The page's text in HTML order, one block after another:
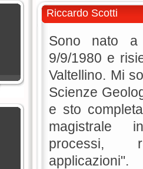
Riccardo Scotti
Sono nato a
9/9/1980 e
Valtellino. Mi
Scienze
e sto
magistrale
processi,
applicazioni".